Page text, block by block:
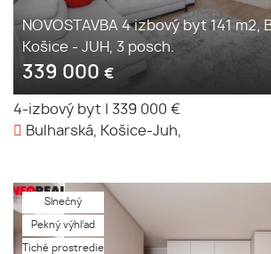
NOVOSTAVBA 4 izbový byt 141 m2,
Košice - JUH, 3 posch.
339 000 €
4-izbový byt
339 000 €
Bulharská, Košice-Juh,
Slnečný
Pekný výhľad
Tiché prostredie